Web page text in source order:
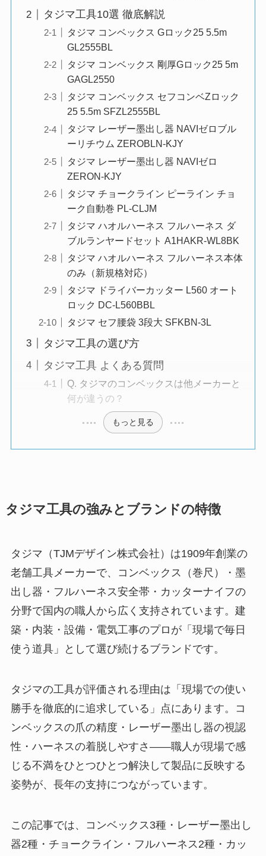
タジマ工具10選 徹底解説
タジマ コンベックス Gロック25 5.5m
GL2555BL
タジマ コンベックス 剛厚Gロック25 5m
GAGL2550
タジマ コンベックス セフコンベZロック
25 5.5m SFZL2555BL
タジマ レーザー墨出し器 NAVIゼロブル
ーリチウム ZEROBLN-KJY
タジマ レーザー墨出し器 NAVIゼロ
ZERON-KJY
タジマ チョークライン ピーライン チョ
ーク自動巻 PL-CLJM
タジマ ハオルハーネス フルハーネス ダ
ブルランヤードセット A1HAKR-WL8BK
タジマ ハオルハーネス フルハーネス本体
のみ（新規格対応）
タジマ ドライバーカッター L560 オート
ロック DC-L560BBL
タジマ セフ腰袋 3段大 SFKBN-3L
タジマ工具の選び方
タジマ工具 よくある質問
Q. タジマのコンベックスは他メーカーと
何が違うの？
もっと見る
タジマ工具の強みとブランドの特徴
タジマ（TJMデザイン株式会社）は1909年創業の
老舗工具メーカーで、コンベックス（巻尺）・墨
出し器・フルハーネス安全帯・カッターナイフの
分野で国内の職人から広く支持されています。建
築・内装・設備・電気工事のプロが「現場で毎日
使う道具」として選び続けるブランドです。
タジマの工具が評価される理由は「現場での使い
勝手を徹底的に追求している」点にあります。コ
ンベックスの爪の精度・レーザー墨出し器の視認
性・ハーネスの着脱しやすさ——職人が現場で感
じる不満をひとつひとつ解決して製品に反映する
姿勢が、長年の支持につながっています。
この記事では、コンベックス3種・レーザー墨出し
器2種・チョークライン・フルハーネス2種・カッ